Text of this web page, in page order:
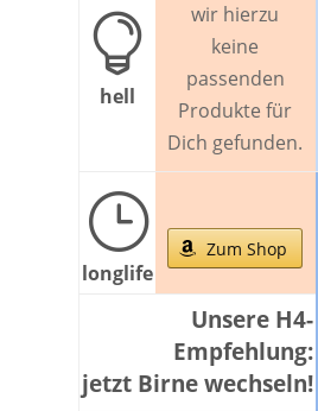

hell
wir hierzu
keine
passenden
Produkte für
Dich gefunden.
}
longlife
Zum Shop
Unsere H4-
Empfehlung:
jetzt Birne wechseln!